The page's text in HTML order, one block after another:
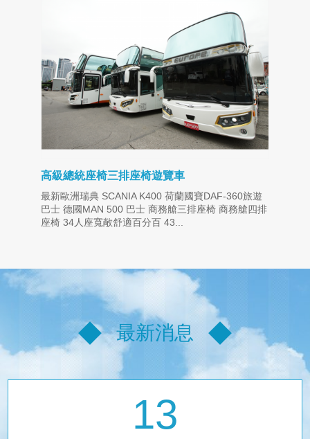
高級總統座椅三排座椅遊覽車
最新歐洲瑞典 SCANIA K400 荷蘭國寶DAF-360旅遊
巴士 德國MAN 500 巴士 商務艙三排座椅 商務艙四排
座椅 34人座寬敞舒適百分百 43...
最新消息
13